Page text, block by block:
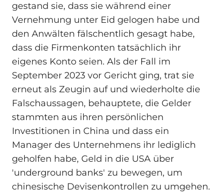
gestand sie, dass sie während einer
Vernehmung unter Eid gelogen habe und
den Anwälten fälschentlich gesagt habe,
dass die Firmenkonten tatsächlich ihr
eigenes Konto seien. Als der Fall im
September 2023 vor Gericht ging, trat sie
erneut als Zeugin auf und wiederholte die
Falschaussagen, behauptete, die Gelder
stammten aus ihren persönlichen
Investitionen in China und dass ein
Manager des Unternehmens ihr lediglich
geholfen habe, Geld in die USA über
'underground banks' zu bewegen, um
chinesische Devisenkontrollen zu umgehen.